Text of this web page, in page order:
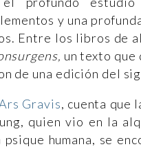
y una
Entre los libros de
un texto que
de una edición del
Gravis, cuenta que
quien vio en la
humana, se